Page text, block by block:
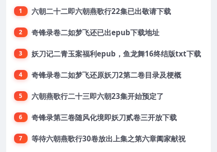
1 六朝二十二即六朝燕歌行22集已出敬请下载
2 奇锋录卷二如梦飞还已出epub下载地址
3 妖刀记二青玉案福利epub，鱼龙舞16终结版txt下载
4 奇锋录卷二如梦飞还原妖刀2第二卷目录及梗概
5 六朝燕歌行二十三即六朝23集开始预定了
6 奇锋录第三卷随风化境即妖刀贰卷三开放下载
7 等待六朝燕歌行30卷放出上集之第六章阖家献祝